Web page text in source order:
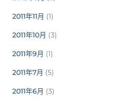
2011年11月 (1)
2011年10月 (3)
2011年9月 (1)
2011年7月 (5)
2011年6月 (3)